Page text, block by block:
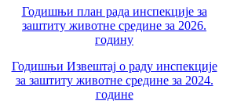
Годишњи план рада инспекције за
заштиту животне средине за 2026.
годину
Годишњи Извештај о раду инспекције
за заштиту животне средине за 2024.
године